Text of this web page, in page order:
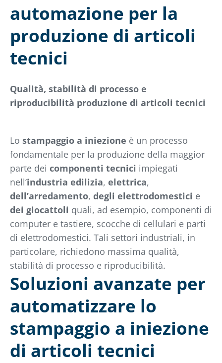
automazione per la
produzione di articoli
tecnici
Qualità, stabilità di processo e
riproducibilità produzione di articoli tecnici
Lo stampaggio a iniezione è un processo
fondamentale per la produzione della maggior
parte dei componenti tecnici impiegati
nell’industria edilizia, elettrica,
dell’arredamento, degli elettrodomestici e
dei giocattoli quali, ad esempio, componenti di
computer e tastiere, scocche di cellulari e parti
di elettrodomestici. Tali settori industriali, in
particolare, richiedono massima qualità,
stabilità di processo e riproducibilità.
Soluzioni avanzate per
automatizzare lo
stampaggio a iniezione
di articoli tecnici